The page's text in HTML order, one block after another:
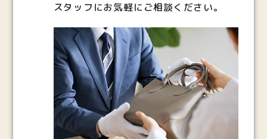
スタッフにお気軽にご相談ください。